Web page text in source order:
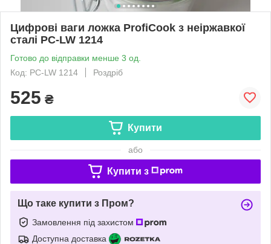
Цифрові ваги ложка ProfiCook з неіржавкої
сталі PC-LW 1214
Готово до відправки менше 3 од.
Код: PC-LW 1214
Роздріб
525 ₴
Купити
або
Купити з
Що таке купити з Пром?
Замовлення під захистом
Доступна доставка